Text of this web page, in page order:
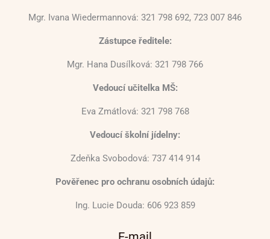
Mgr. Ivana Wiedermannová: 321 798 692, 723 007 846
Zástupce ředitele:
Mgr. Hana Dusílková: 321 798 766
Vedoucí učitelka MŠ:
Eva Zmátlová: 321 798 768
Vedoucí školní jídelny:
Zdeňka Svobodová: 737 414 914
Pověřenec pro ochranu osobních údajů:
Ing. Lucie Douda: 606 923 859